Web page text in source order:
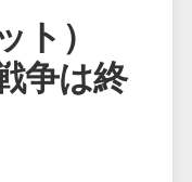
ト）
争は終